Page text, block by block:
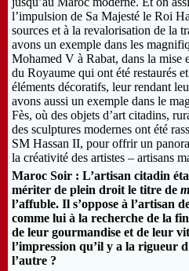
l’impulsion de Sa Majesté le Roi
sources et à la revalorisation de la
avons un exemple dans les
Mohamed V à Rabat, dans la mise
du Royaume qui ont été restaurés
éléments décoratifs, leur rendant
avons aussi un exemple dans le
Fès, où des objets d’art citadins,
des sculptures modernes ont été
SM Hassan II, pour offrir un
la créativité des artistes – artisans
Maroc Soir : L’artisan citadin
mériter de plein droit le titre de
l’affuble. Il s’oppose à l’artisan
comme lui à la recherche de la
de leur gourmandise et de leur
l’impression qu’il y a la rigueur
l’autre ?